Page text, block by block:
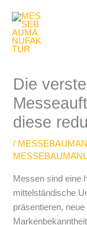
Inhalt
springen
Die
diese
/
Messen sind eine
mittelständische
präsentieren,